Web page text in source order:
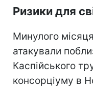
Ризики для
Минулого
атакували
Каспійського
консорціуму в